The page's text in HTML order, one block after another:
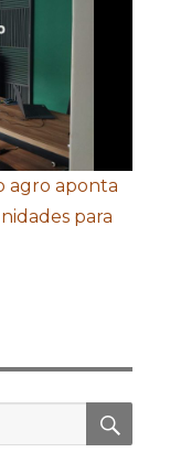
agro aponta
para